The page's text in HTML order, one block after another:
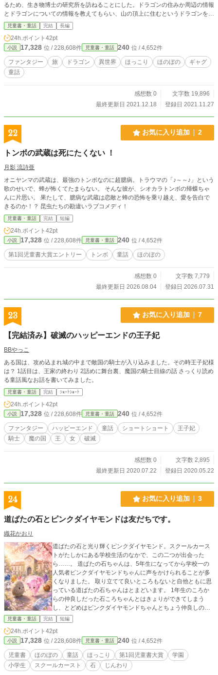
るため、生き物博士の研究所を訪ねることにした。ドラゴンの住みか周辺の情報
とドラゴンについての情報を教えてもらい、山の頂上に住むというドラゴンを訪
ねて山登りを開始した。 山登りの途中で鳥とたわむれたり、キレイな夕日
に出会ったりしながら、山を登り始めて三日目の昼すぎについに山の頂上へとた
どりついた。 山の頂上に住んでいたのは、真っ赤なウロコを持つ陽気なドラゴ
ンだった。インタビュアーとして初めてドラゴンのインタビューを試みた私は、
今まで知ることのなかったしょうげき的な事実をたくさん知ることができた。
ドラゴンの好きな食べ物がトウガラシで、まさかトウガラシの食べ過ぎで体の色
が黒から真っ赤に変化したなんて誰が想像できただろうか。夕日を赤く染めるの
かっただろう。 そんなおどろきのインタビューを終えて戻った私は、記事の
まとめにとりかかった。たくさんの情報をどう記事にまとめるかは悩んでいた
ー！真っ赤なドラゴンのひみつ、だ。
児童書・童話 完結 長編
24h.ポイント 42pt
小説 17,328 位 / 228,608件 児童書・童話 240 位 / 4,652件
ファンタジー 旅 ドラゴン 異世界 ほっこり ほのぼの
ギャグ
童話
感想数 0
文字数 19,896
最終更新日 2021.12.18
登録日 2021.11.27
22 お気に入り追加 2
トンボの武蔵は死にたくない ！
月影 流詩亜
オニヤンマの武蔵は、最強のトンボなのに超臆病。トラウマの「♪～～♪」という
歌のせいで、蜂が怖くてたまらない。 そんな彼が、シオカラトンボの帰蝶ちゃ
んに片思い。 果たして、臆病な武蔵は恋敵と蜂の恐怖を乗り越え、愛を告白で
きるのか！？ 昆虫たちの勘違いラブコメディ！
児童書・童話 完結 短編
24h.ポイント 42pt
小説 17,328 位 / 228,608件 児童書・童話 240 位 / 4,652件
第1回児童書大賞エントリー トンボ 童話 ほのぼの
感想数 0
文字数 7,779
最終更新日 2026.08.04
登録日 2026.07.31
23 お気に入り追加 7
【完結済み】破滅のハッピーエンドの王子妃
BBやっこ
ある国は、攻め込まれ城の中まで敵国の騎士が入り込みました。その時王子妃様
は？ 1話目は、王家の終わり 2話めに舞台裏、魔国の騎士目線の話 さっくり読め
る童話風なお話を書いてみました。
児童書・童話 完結 ｼｮｰﾄｼｮｰﾄ
24h.ポイント 42pt
小説 17,328 位 / 228,608件 児童書・童話 240 位 / 4,652件
ファンタジー ハッピーエンド 童話 ショートショート
王子妃
騎士
魔の国 王 女 破滅
感想数 0
文字数 2,895
最終更新日 2020.07.22
登録日 2020.05.22
24 お気に入り追加 3
道ばたの石とピンクダイヤモンドは友だちです。
織花かおり
道ばたの石と光り輝くピンクダイヤモンド。スクールカース
トがたしかにある学校生活のなかで、この二つが出会った
ら……。 道ばたの石ちゃんは、5年生になってから学校一の
人気者ピンクダイヤモンドちゃんに声をかけられることが多
くなりました。 取り立てて良いところもないと自他ともに思
っている道ばたの石ちゃんはとまどいます。 1年生のころか
らの仲良しだった石ころちゃんとはきょりができてしまう
し、とどめはピンクダイヤモンドちゃんとちょう仲良しのサ
ファイヤちゃんに「引き立て役」だと言われ、落ち込みま
す。 そんな時、クラスでピンクダイヤモンドちゃんのハンカ
チがなくなる事件がおきて……。 大事なのは形じゃない。き
っと心。 ハートウォーミングストーリーです。
児童書・童話 完結 短編
24h.ポイント 42pt
小説 17,328 位 / 228,608件 児童書・童話 240 位 / 4,652件
児童書 ほのぼの 童話 ほっこり 第1回児童書大賞
学園
小学生
スクールカースト 石 じんわり